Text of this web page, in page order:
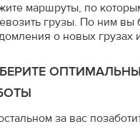
маршруты, по
грузы. По ним вы
о новых грузах
за вас